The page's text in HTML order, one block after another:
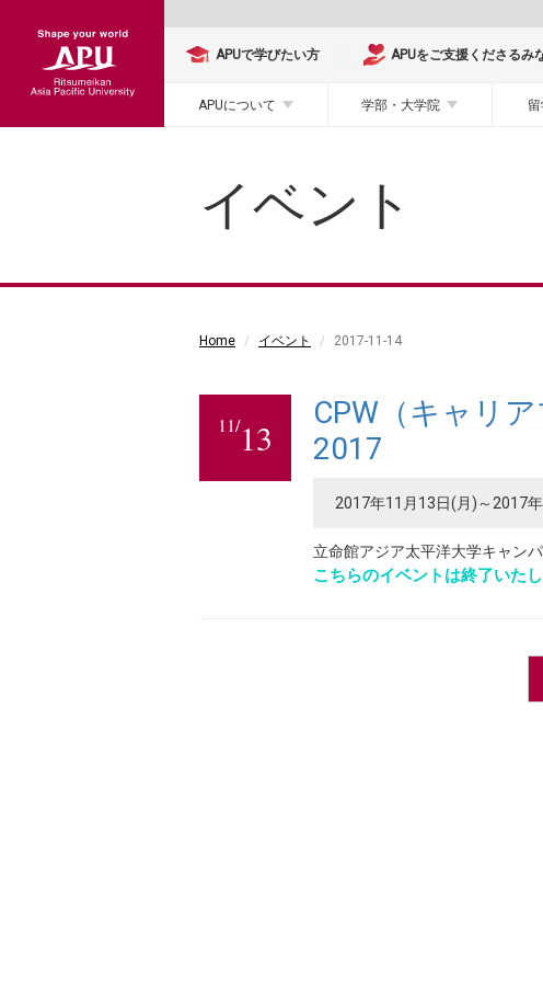
APUで学びたい方 APUをご支援くださるみ
APUについて 学部・大学院
イベント
Home イベント 2017-11-14
11/13
CPW（キャリ
2017
2017年11月13日(月)～2017
立命館アジア太平洋大学キャン
こちらのイベントは終了いたし